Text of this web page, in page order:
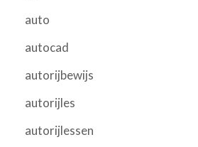
auto
autocad
autorijbewijs
autorijles
autorijlessen